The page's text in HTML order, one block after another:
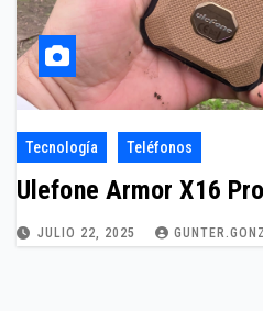
Tecnología Teléfonos
Ulefone Armor X16
JULIO 22, 2025